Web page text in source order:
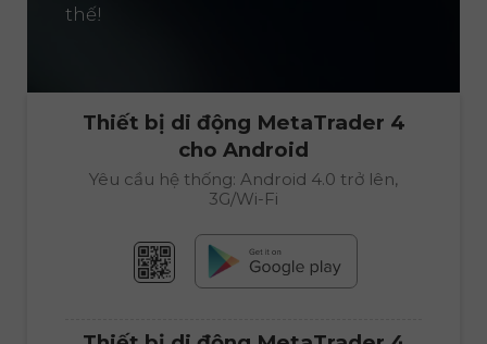
thế!
Thiết bị di động MetaTrader 4
cho Android
Yêu cầu hệ thống: Android 4.0 trở lên,
3G/Wi-Fi